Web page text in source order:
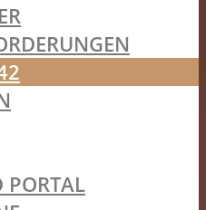
PORTAL